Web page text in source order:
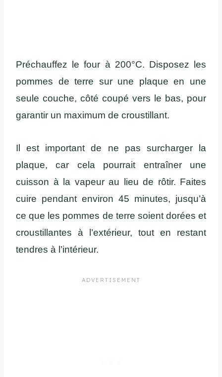
Préchauffez le four à 200°C. Disposez les
pommes de terre sur une plaque en une
seule couche, côté coupé vers le bas, pour
garantir un maximum de croustillant​.
​Il est important de ne pas surcharger la
plaque, car cela pourrait entraîner une
cuisson à la vapeur au lieu de rôtir. Faites
cuire pendant environ 45 minutes, jusqu’à
ce que les pommes de terre soient dorées et
croustillantes à l’extérieur, tout en restant
tendres à l’intérieur​.